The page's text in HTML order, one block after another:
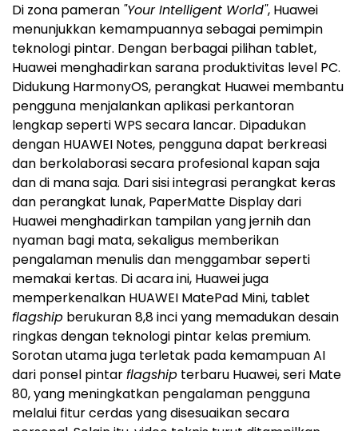
Di zona pameran "Your Intelligent World", Huawei
menunjukkan kemampuannya sebagai pemimpin
teknologi pintar. Dengan berbagai pilihan tablet,
Huawei menghadirkan sarana produktivitas level PC.
Didukung HarmonyOS, perangkat Huawei membantu
pengguna menjalankan aplikasi perkantoran
lengkap seperti WPS secara lancar. Dipadukan
dengan HUAWEI Notes, pengguna dapat berkreasi
dan berkolaborasi secara profesional kapan saja
dan di mana saja. Dari sisi integrasi perangkat keras
dan perangkat lunak, PaperMatte Display dari
Huawei menghadirkan tampilan yang jernih dan
nyaman bagi mata, sekaligus memberikan
pengalaman menulis dan menggambar seperti
memakai kertas. Di acara ini, Huawei juga
memperkenalkan HUAWEI MatePad Mini, tablet
flagship berukuran 8,8 inci yang memadukan desain
ringkas dengan teknologi pintar kelas premium.
Sorotan utama juga terletak pada kemampuan AI
dari ponsel pintarflagship terbaru Huawei, seri Mate
80, yang meningkatkan pengalaman pengguna
melalui fitur cerdas yang disesuaikan secara